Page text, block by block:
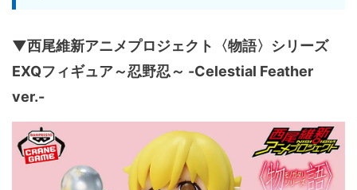
▼西尾維新アニメプロジェクト〈物語〉シリーズ
EXQフィギュア～忍野忍～ -Celestial Feather
ver.-